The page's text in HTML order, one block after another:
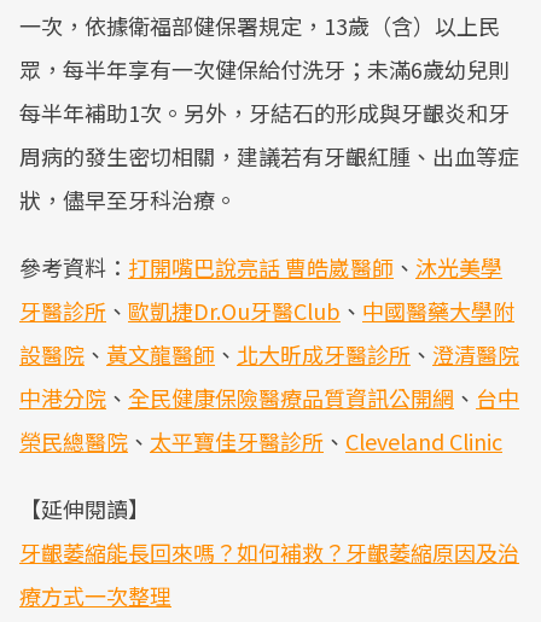
一次，依據衛福部健保署規定，13歲（含）以上民
眾，每半年享有一次健保給付洗牙；未滿6歲幼兒則
每半年補助1次。另外，牙結石的形成與牙齦炎和牙
周病的發生密切相關，建議若有牙齦紅腫、出血等症
狀，儘早至牙科治療。
參考資料： 打開嘴巴說亮話 曹皓崴醫師 、 沐光美學
牙醫診所 、 歐凱捷Dr.Ou牙醫Club 、 中國醫藥大學附
設醫院 、 黃文龍醫師 、 北大昕成牙醫診所 、 澄清醫院
中港分院 、 全民健康保險醫療品質資訊公開網 、 台中
榮民總醫院 、 太平寶佳牙醫診所 、 Cleveland Clinic
【延伸閱讀】
牙齦萎縮能長回來嗎？如何補救？牙齦萎縮原因及治
療方式一次整理